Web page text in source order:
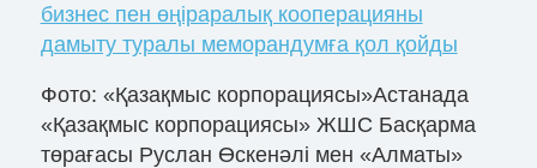
бизнес пен өңіраралық кооперацияны
дамыту туралы меморандумға қол қойды
Фото: «Қазақмыс корпорациясы»Астанада
«Қазақмыс корпорациясы» ЖШС Басқарма
төрағасы Руслан Өскенәлі мен «Алматы»